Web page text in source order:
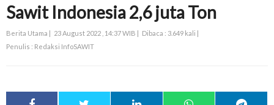
Sawit Indonesia 2,6 juta Ton
Berita Utama | 23 August 2022 , 14:37 WIB | Dibaca : 3.649 kali |
Penulis : Redaksi InfoSAWIT